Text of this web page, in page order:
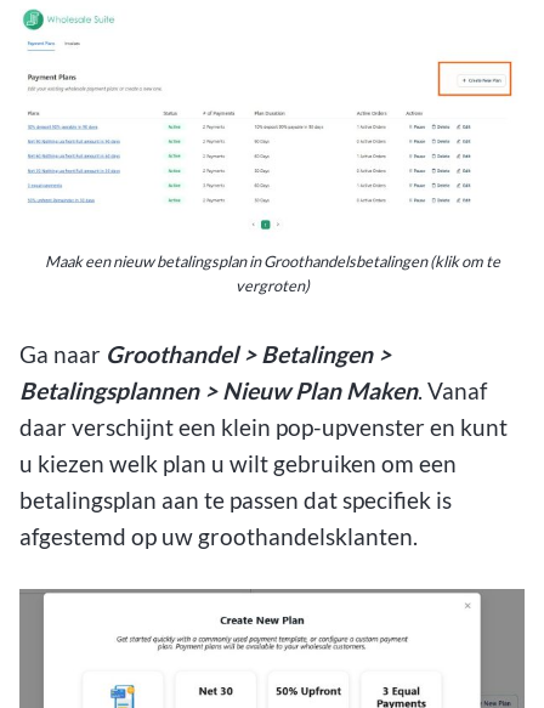
Maak een nieuw betalingsplan in Groothandelsbetalingen (klik om te
vergroten)
Ga naar Groothandel > Betalingen >
Betalingsplannen > Nieuw Plan Maken. Vanaf
daar verschijnt een klein pop-upvenster en kunt
u kiezen welk plan u wilt gebruiken om een
betalingsplan aan te passen dat specifiek is
afgestemd op uw groothandelsklanten.